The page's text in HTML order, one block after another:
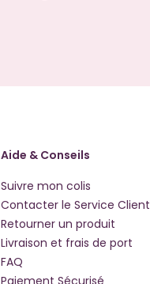
Aide & Conseils
Suivre mon colis
Contacter le Service Client
Retourner un produit
Livraison et frais de port
FAQ
Paiement Sécurisé